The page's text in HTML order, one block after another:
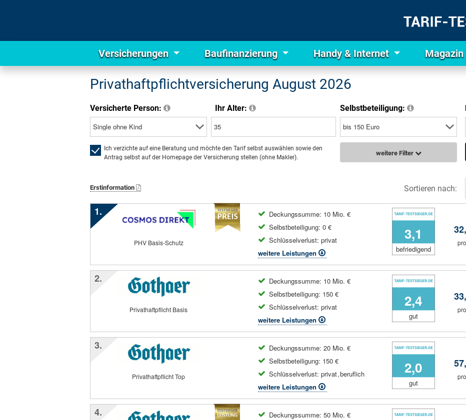
Versicherungen Baufinanzierung Handy & Internet Magazin
Privathaftpflichtversicherung August 2026
Versicherte Person: Ihr Alter: Selbstbeteiligung:
Ich verzichte auf eine Beratung und möchte den Tarif selbst auswählen sowie den
Antrag selbst auf der Homepage der Versicherung stellen (ohne Makler).
weitere Filter
Erstinformation Sortieren nach:
PHV Basis-Schutz
1.
Deckungssumme: 10 Mio. €
Selbstbeteiligung: 0 €
Schlüsselverlust:privat
weitere Leistungen
3,1
befriedigend
Privathaftpflicht Basis
2.
Deckungssumme: 10 Mio. €
Selbstbeteiligung: 150 €
Schlüsselverlust:privat
weitere Leistungen
2,4
gut
Privathaftpflicht Top
3.
Deckungssumme: 20 Mio. €
Selbstbeteiligung: 150 €
Schlüsselverlust:privat,beruflich
weitere Leistungen
2,0
gut
4.
Deckungssumme: 50 Mio. €